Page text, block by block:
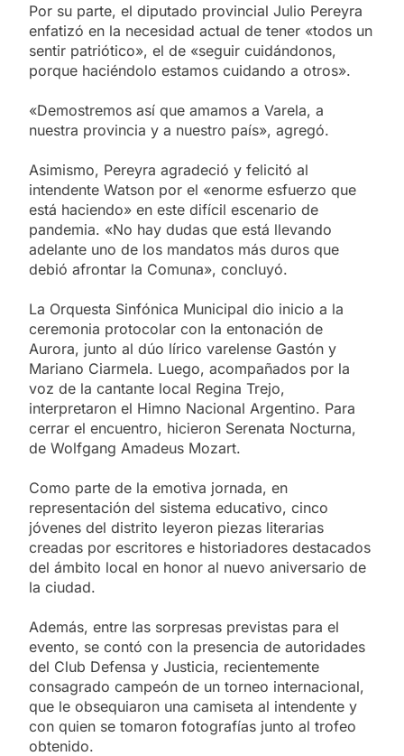
Por su parte, el diputado provincial Julio Pereyra
enfatizó en la necesidad actual de tener «todos un
sentir patriótico», el de «seguir cuidándonos,
porque haciéndolo estamos cuidando a otros».
«Demostremos así que amamos a Varela, a
nuestra provincia y a nuestro país», agregó.
Asimismo, Pereyra agradeció y felicitó al
intendente Watson por el «enorme esfuerzo que
está haciendo» en este difícil escenario de
pandemia. «No hay dudas que está llevando
adelante uno de los mandatos más duros que
debió afrontar la Comuna», concluyó.
La Orquesta Sinfónica Municipal dio inicio a la
ceremonia protocolar con la entonación de
Aurora, junto al dúo lírico varelense Gastón y
Mariano Ciarmela. Luego, acompañados por la
voz de la cantante local Regina Trejo,
interpretaron el Himno Nacional Argentino. Para
cerrar el encuentro, hicieron Serenata Nocturna,
de Wolfgang Amadeus Mozart.
Como parte de la emotiva jornada, en
representación del sistema educativo, cinco
jóvenes del distrito leyeron piezas literarias
creadas por escritores e historiadores destacados
del ámbito local en honor al nuevo aniversario de
la ciudad.
Además, entre las sorpresas previstas para el
evento, se contó con la presencia de autoridades
del Club Defensa y Justicia, recientemente
consagrado campeón de un torneo internacional,
que le obsequiaron una camiseta al intendente y
con quien se tomaron fotografías junto al trofeo
obtenido.